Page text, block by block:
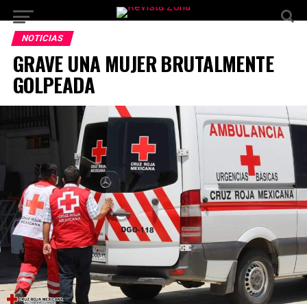
NOTICIAS
GRAVE UNA MUJER BRUTALMENTE
GOLPEADA